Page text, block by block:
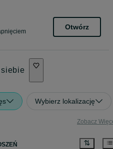
Otwórz
Wybierz lokalizację
Zobacz